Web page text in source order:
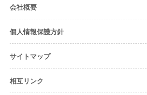
会社概要
個人情報保護方針
サイトマップ
相互リンク